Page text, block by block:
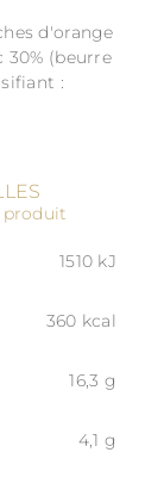
d'orange
30% (beurre
:
produit
1510 kJ
360 kcal
16,3 g
4,1 g